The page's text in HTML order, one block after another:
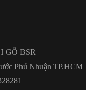
GỖ BSR
Phú Nhuận TP.HCM